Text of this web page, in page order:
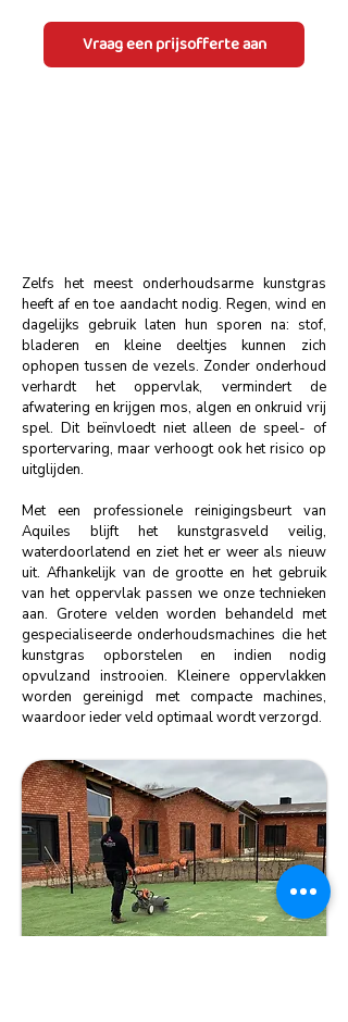
Vraag een prijsofferte aan
Zelfs het meest onderhoudsarme kunstgras
heeft af en toe aandacht nodig. Regen, wind en
dagelijks gebruik laten hun sporen na: stof,
bladeren en kleine deeltjes kunnen zich
ophopen tussen de vezels. Zonder onderhoud
verhardt het oppervlak, vermindert de
afwatering en krijgen mos, algen en onkruid vrij
spel. Dit beïnvloedt niet alleen de speel- of
sportervaring, maar verhoogt ook het risico op
uitglijden.
Met een professionele reinigingsbeurt van
Aquiles blijft het kunstgrasveld veilig,
waterdoorlatend en ziet het er weer als nieuw
uit. Afhankelijk van de grootte en het gebruik
van het oppervlak passen we onze technieken
aan. Grotere velden worden behandeld met
gespecialiseerde onderhouds­machines die het
kunstgras opborstelen en indien nodig
opvulzand instrooien. Kleinere oppervlakken
worden gereinigd met compacte machines,
waardoor ieder veld optimaal wordt verzorgd.